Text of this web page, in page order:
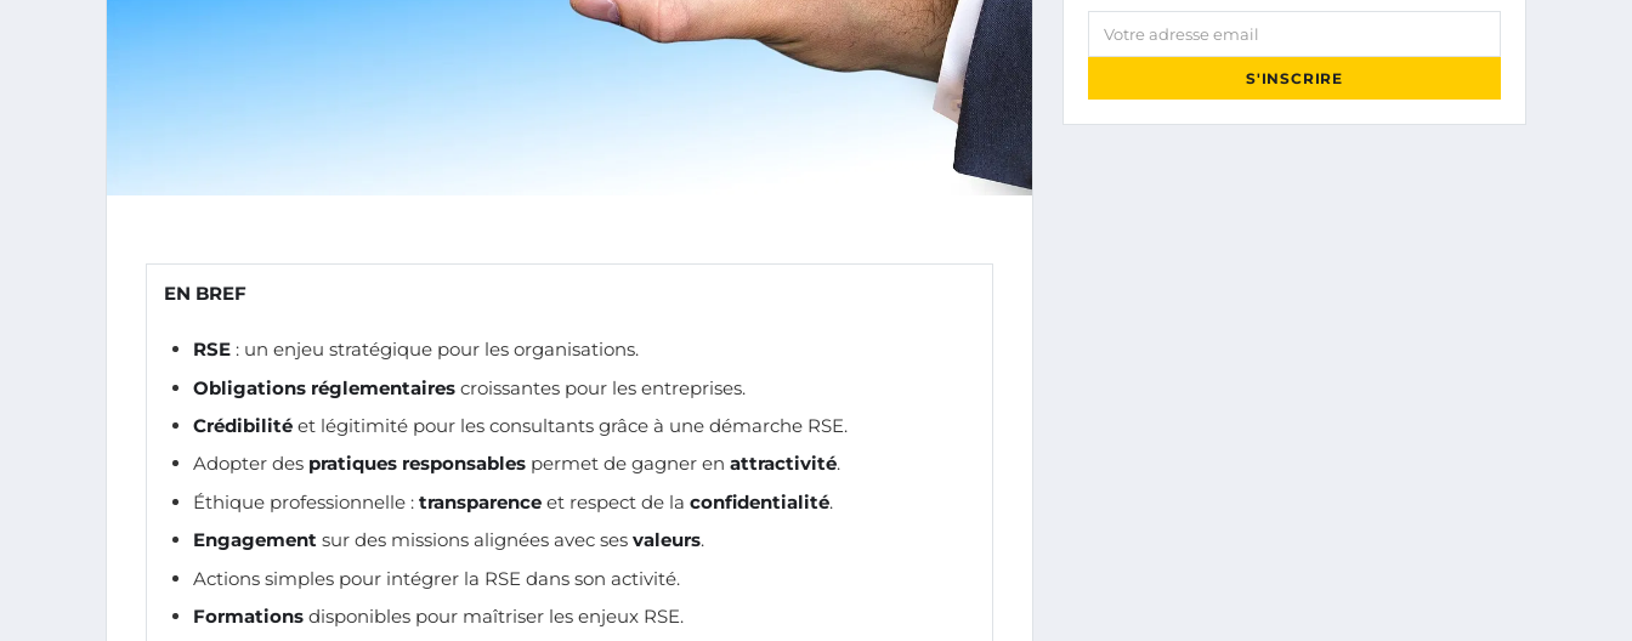
EN BREF
RSE : un enjeu stratégique pour les organisations.
Obligations réglementaires croissantes pour les entreprises.
Crédibilité et légitimité pour les consultants grâce à une démarche RSE.
Adopter des pratiques responsables permet de gagner en attractivité.
Éthique professionnelle : transparence et respect de la confidentialité.
Engagement sur des missions alignées avec ses valeurs.
Actions simples pour intégrer la RSE dans son activité.
Formations disponibles pour maîtriser les enjeux RSE.
Votre adresse email
S'INSCRIRE